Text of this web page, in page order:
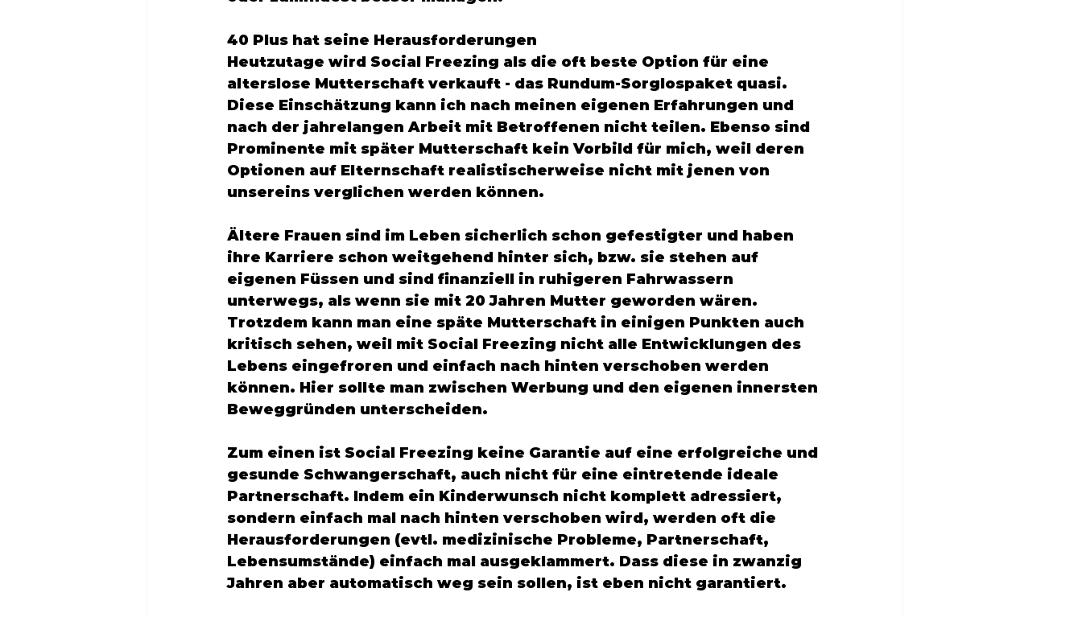
40 Plus hat seine Herausforderungen
Heutzutage wird Social Freezing als die oft beste Option für eine
alterslose Mutterschaft verkauft - das Rundum-Sorglospaket quasi.
Diese Einschätzung kann ich nach meinen eigenen Erfahrungen und
nach der jahrelangen Arbeit mit Betroffenen nicht teilen. Ebenso sind
Prominente mit später Mutterschaft kein Vorbild für mich, weil deren
Optionen auf Elternschaft realistischerweise nicht mit jenen von
unsereins verglichen werden können.
Ältere Frauen sind im Leben sicherlich schon gefestigter und haben
ihre Karriere schon weitgehend hinter sich, bzw. sie stehen auf
eigenen Füssen und sind finanziell in ruhigeren Fahrwassern
unterwegs, als wenn sie mit 20 Jahren Mutter geworden wären.
Trotzdem kann man eine späte Mutterschaft in einigen Punkten auch
kritisch sehen, weil mit Social Freezing nicht alle Entwicklungen des
Lebens eingefroren und einfach nach hinten verschoben werden
können. Hier sollte man zwischen Werbung und den eigenen innersten
Beweggründen unterscheiden.
Zum einen ist Social Freezing keine Garantie auf eine erfolgreiche und
gesunde Schwangerschaft, auch nicht für eine eintretende ideale
Partnerschaft. Indem ein Kinderwunsch nicht komplett adressiert,
sondern einfach mal nach hinten verschoben wird, werden oft die
Herausforderungen (evtl. medizinische Probleme, Partnerschaft,
Lebensumstände) einfach mal ausgeklammert. Dass diese in zwanzig
Jahren aber automatisch weg sein sollen, ist eben nicht garantiert.